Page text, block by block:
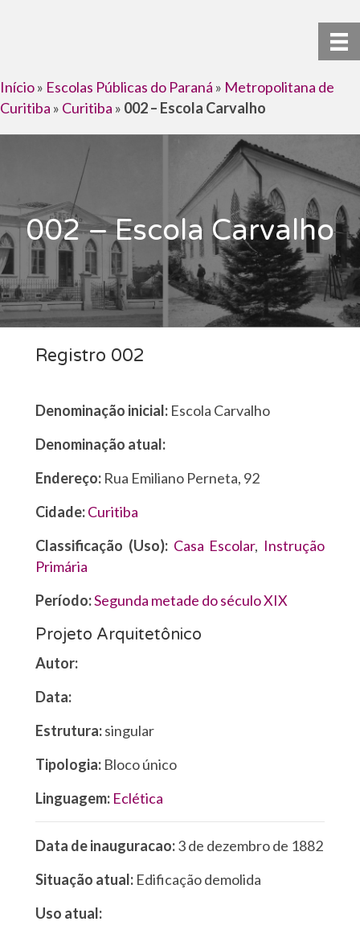
Início» Escolas Públicas do Paraná » Metropolitana de
Curitiba » Curitiba » 002 – Escola Carvalho
002 – Escola Carvalho
Registro 002
Denominação inicial: Escola Carvalho
Denominação atual:
Endereço: Rua Emiliano Perneta, 92
Cidade:Curitiba
Classificação (Uso): Casa Escolar, Instrução
Primária
Período:Segunda metade do século XIX
Projeto Arquitetônico
Autor:
Data:
Estrutura:singular
Tipologia: Bloco único
Linguagem: Eclética
Data de inauguracao:3 de dezembro de 1882
Situação atual: Edificação demolida
Uso atual: